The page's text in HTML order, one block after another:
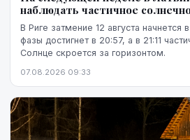
наблюдать частичное
В Риге затмение 12 августа
фазы достигнет в 20:57, а в 21:11
Солнце скроется за горизонтом.
07.08.2026 09:33